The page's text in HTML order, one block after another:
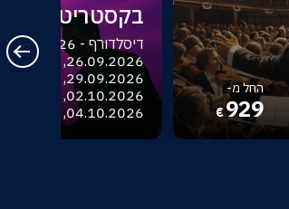
החל מ-
929
€
בקסטריט בויז
04.10.2026, 06.10.2026